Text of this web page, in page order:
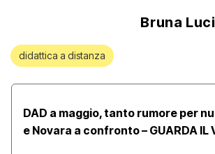
Bruna
didattica a distanza
DAD a maggio, tanto rumore per
e Novara a confronto – GUARDA IL